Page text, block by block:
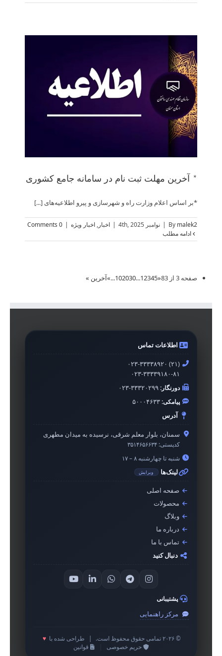
* آخرین مهلت ثبت نام در سامانه جامع کشوری
*بر اساس اعلام وزارت راه و شهرسازی و پیرو اطلاعیه‌های [...]
By malek2
| نوامبر 4th, 2025 | اخبار, اخبار ویژه |
0 Comments
ادامه مطلب
صفحه 3 از 83 «
12345
...
102030
...
»آخرین »
اطلاعات تماس
۰۲۳-۳۳۳۳۸۹۲۰ (۲۱)
۰۲۳-۳۳۳۳۹۱۸۰-۸۱
دورنگار:۰۲۳-۳۳۳۲۰۲۹۹
پیامکی:۵۰۰۰۴۶۳۳
آدرس
سمنان، بلوار معلم شرقی، نرسیده به میدان مطهری
کدپستی: ۳۵۱۴۶۵۶۶۳۴
شنبه تا چهارشنبه ۸ – ۱۷
لینک‌ها ویرایش
صفحه اصلی
محصولات
وبلاگ
درباره ما
تماس با ما
دنبال کنید
پشتیبانی
مرکز راهنمایی
© ۲۰۲۶ تمامی حقوق محفوظ است. طراحی شده با ♥
حریم خصوصی
قوانین